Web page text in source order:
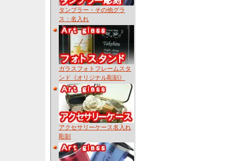
タンブラー・その他グラ
ス：名入れ
ガラスフォトフレームスタ
ンド《オリジナル彫刻》
アクセサリーケース名入れ
彫刻